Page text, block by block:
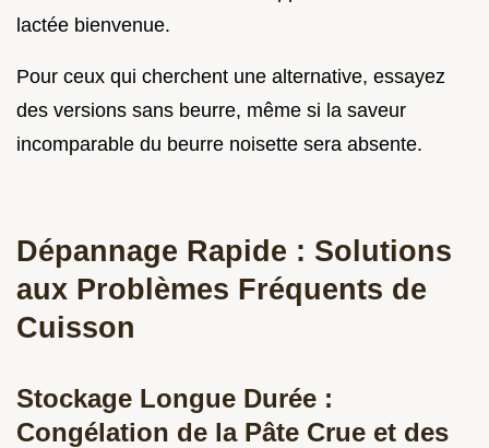
lactée bienvenue.
Pour ceux qui cherchent une alternative, essayez
des versions sans beurre, même si la saveur
incomparable du beurre noisette sera absente.
Dépannage Rapide : Solutions
aux Problèmes Fréquents de
Cuisson
Stockage Longue Durée :
Congélation de la Pâte Crue et des